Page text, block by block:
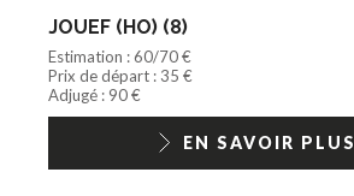
JOUEF (HO) (8)
Estimation : 60/70 €
Prix de départ : 35 €
Adjugé : 90 €
EN SAVOIR PLUS